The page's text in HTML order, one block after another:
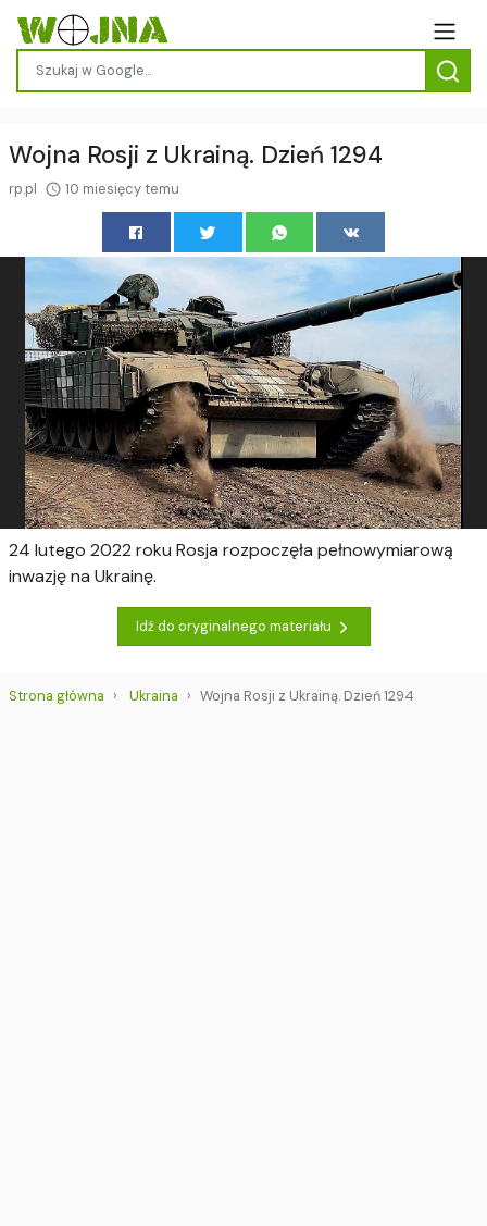
Wojna Rosji z Ukrainą. Dzień 1294
rp.pl 10 miesięcy temu
24 lutego 2022 roku Rosja rozpoczęła pełnowymiarową
inwazję na Ukrainę.
Idź do oryginalnego materiału
Strona główna Ukraina Wojna Rosji z Ukrainą. Dzień 1294